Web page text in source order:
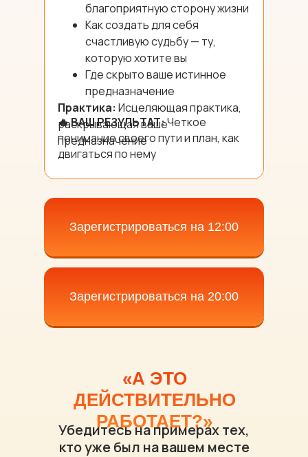
Зарегистрироваться на 20:00
Зарегистрироваться на 12:00
благоприятную сторону жизни
Как создать для себя
счастливую судьбу — ту,
которую хотите вы
Где скрыто ваше истинное
предназначение
Практика: Исцеляющая практика,
раскрывающая ваше
предназначение
🔥 ВАШ РЕЗУЛЬТАТ:Четкое
понимание своего пути и план, как
двигаться по нему
Убедитесь на примерах тех,
кто уже был на вашем месте
«А ЭТО
ДЕЙСТВИТЕЛЬНО
РАБОТАЕТ?»